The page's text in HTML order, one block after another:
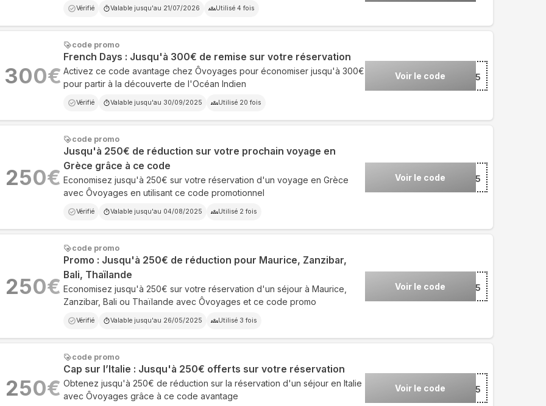
Vérifié Valable jusqu'au 21/07/2026 Utilisé 4 fois
code promo
French Days : Jusqu'à 300€ de remise sur votre réservation
Activez ce code avantage chez Ôvoyages pour économiser jusqu'à 300€
pour partir à la découverte de l'Océan Indien
Vérifié Valable jusqu'au 30/09/2025 Utilisé 20 fois
Voir le code***NCH25
300€
code promo
Jusqu'à 250€ de réduction sur votre prochain voyage en
Grèce grâce à ce code
Economisez jusqu'à 250€ sur votre réservation d'un voyage en Grèce
avec Ôvoyages en utilisant ce code promotionnel
Vérifié Valable jusqu'au 04/08/2025 Utilisé 2 fois
Voir le code***CE25
250€
code promo
Promo : Jusqu'à 250€ de réduction pour Maurice, Zanzibar,
Bali, Thaïlande
Economisez jusqu'à 250€ sur votre réservation d'un séjour à Maurice,
Zanzibar, Bali ou Thaïlande avec Ôvoyages et ce code promo
Vérifié Valable jusqu'au 26/05/2025 Utilisé 3 fois
Voir le code ***TI25
250€
code promo
Cap sur l’Italie : Jusqu'à 250€ offerts sur votre réservation
Obtenez jusqu'à 250€ de réduction sur la réservation d'un séjour en Italie
avec Ôvoyages grâce à ce code avantage
Voir le code***LIE25
250€